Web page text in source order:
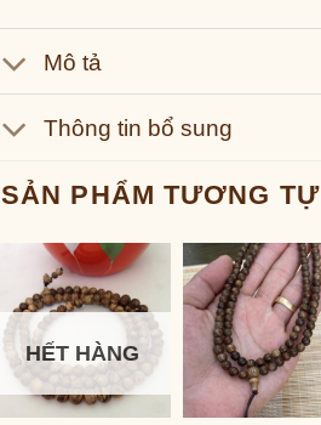
Mô tả
Thông tin bổ sung
SẢN PHẨM TƯƠNG TỰ
HẾT HÀNG